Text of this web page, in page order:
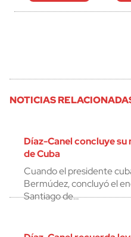
NOTICIAS
Díaz-Canel concluye
de Cuba
Cuando el presidente
Bermúdez, concluyó el
Santiago de…